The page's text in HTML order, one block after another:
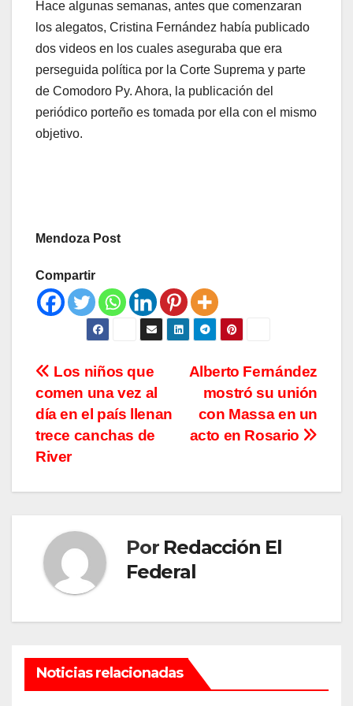
Hace algunas semanas, antes que comenzaran
los alegatos, Cristina Fernández había publicado
dos videos en los cuales aseguraba que era
perseguida política por la Corte Suprema y parte
de Comodoro Py. Ahora, la publicación del
periódico porteño es tomada por ella con el mismo
objetivo.
Mendoza Post
Compartir
Navegación
de
entradas
Alberto Fernández
mostró su unión
con Massa en un
acto en Rosario
Los niños que
comen una vez al
día en el país llenan
trece canchas de
River
Por Redacción El
Federal
Noticias relacionadas